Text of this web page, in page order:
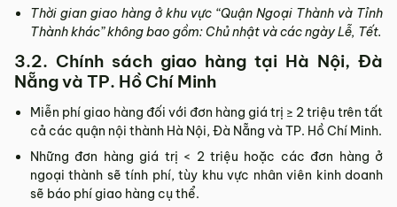
Thời gian giao hàng ở khu vực “Quận Ngoại Thành và Tỉnh
Thành khác” không bao gồm: Chủ nhật và các ngày Lễ, Tết.
3.2. Chính sách giao hàng tại Hà Nội, Đà
Nẵng và TP. Hồ Chí Minh
Miễn phí giao hàng đối với đơn hàng giá trị ≥ ­2 triệu trên tất
cả các quận nội thành Hà Nội, Đà Nẵng và TP. Hồ Chí Minh.
Những đơn hàng giá trị < 2 triệu hoặc các đơn hàng ở
ngoại thành sẽ tính phí, tùy khu vực nhân viên kinh doanh
sẽ báo phí giao hàng cụ thể.